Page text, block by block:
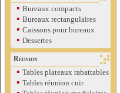
▪ Bureaux compacts
▪ Bureaux rectangulaires
▪ Caissons pour bureaux
▪ Dessertes
Réunion
▪ Tables plateaux rabattables
▪ Tables réunion cuir